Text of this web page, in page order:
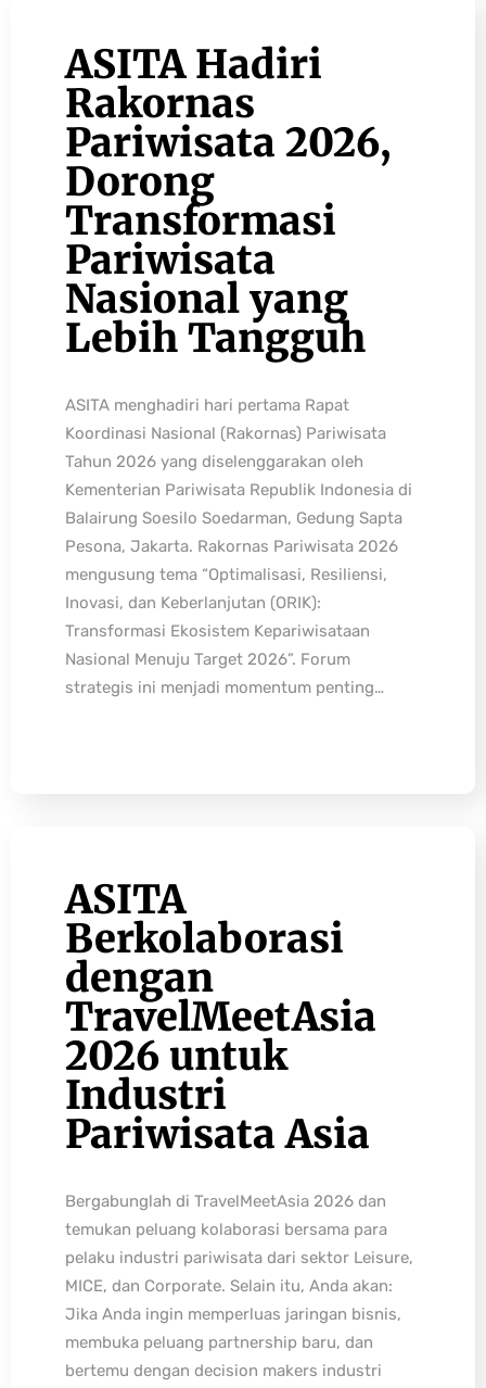
ASITA Hadiri
Rakornas
Pariwisata 2026,
Dorong
Transformasi
Pariwisata
Nasional yang
Lebih Tangguh
ASITA menghadiri hari pertama Rapat
Koordinasi Nasional (Rakornas) Pariwisata
Tahun 2026 yang diselenggarakan oleh
Kementerian Pariwisata Republik Indonesia di
Balairung Soesilo Soedarman, Gedung Sapta
Pesona, Jakarta. Rakornas Pariwisata 2026
mengusung tema “Optimalisasi, Resiliensi,
Inovasi, dan Keberlanjutan (ORIK):
Transformasi Ekosistem Kepariwisataan
Nasional Menuju Target 2026”. Forum
strategis ini menjadi momentum penting…
ASITA
Berkolaborasi
dengan
TravelMeetAsia
2026 untuk
Industri
Pariwisata Asia
Bergabunglah di TravelMeetAsia 2026 dan
temukan peluang kolaborasi bersama para
pelaku industri pariwisata dari sektor Leisure,
MICE, dan Corporate. Selain itu, Anda akan:
Jika Anda ingin memperluas jaringan bisnis,
membuka peluang partnership baru, dan
bertemu dengan decision makers industri